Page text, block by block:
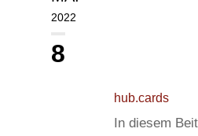
2022
8
hub.cards
In diesem